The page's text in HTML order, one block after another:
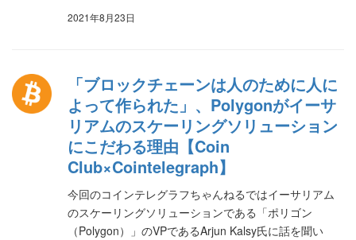
2021年8月23日
「ブロックチェーンは人のために人に
よって作られた」、Polygonがイーサ
リアムのスケーリングソリューション
にこだわる理由【Coin
Club×Cointelegraph】
今回のコインテレグラフちゃんねるではイーサリアム
のスケーリングソリューションである「ポリゴン
（Polygon）」のVPであるArjun Kalsy氏に話を聞い